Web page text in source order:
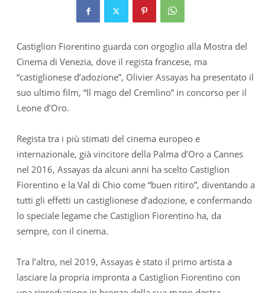
Castiglion Fiorentino guarda con orgoglio alla Mostra del
Cinema di Venezia, dove il regista francese, ma
“castiglionese d’adozione”, Olivier Assayas ha presentato il
suo ultimo film, “Il mago del Cremlino” in concorso per il
Leone d’Oro.
Regista tra i più stimati del cinema europeo e
internazionale, già vincitore della Palma d’Oro a Cannes
nel 2016, Assayas da alcuni anni ha scelto Castiglion
Fiorentino e la Val di Chio come “buen ritiro”, diventando a
tutti gli effetti un castiglionese d’adozione, e confermando
lo speciale legame che Castiglion Fiorentino ha, da
sempre, con il cinema.
Tra l’altro, nel 2019, Assayas è stato il primo artista a
lasciare la propria impronta a Castiglion Fiorentino con